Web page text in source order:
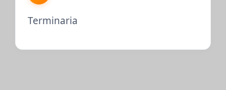
Terminaria